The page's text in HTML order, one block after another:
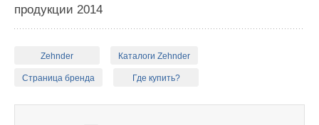
продукции 2014
Zehnder Каталоги Zehnder
Страница бренда Где купить?